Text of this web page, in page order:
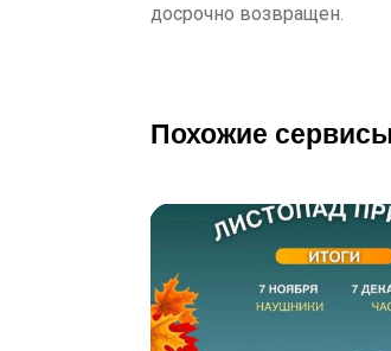
досрочно возвращен.
Похожие сервисы